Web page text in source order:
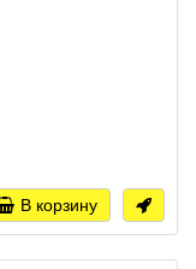
В корзину